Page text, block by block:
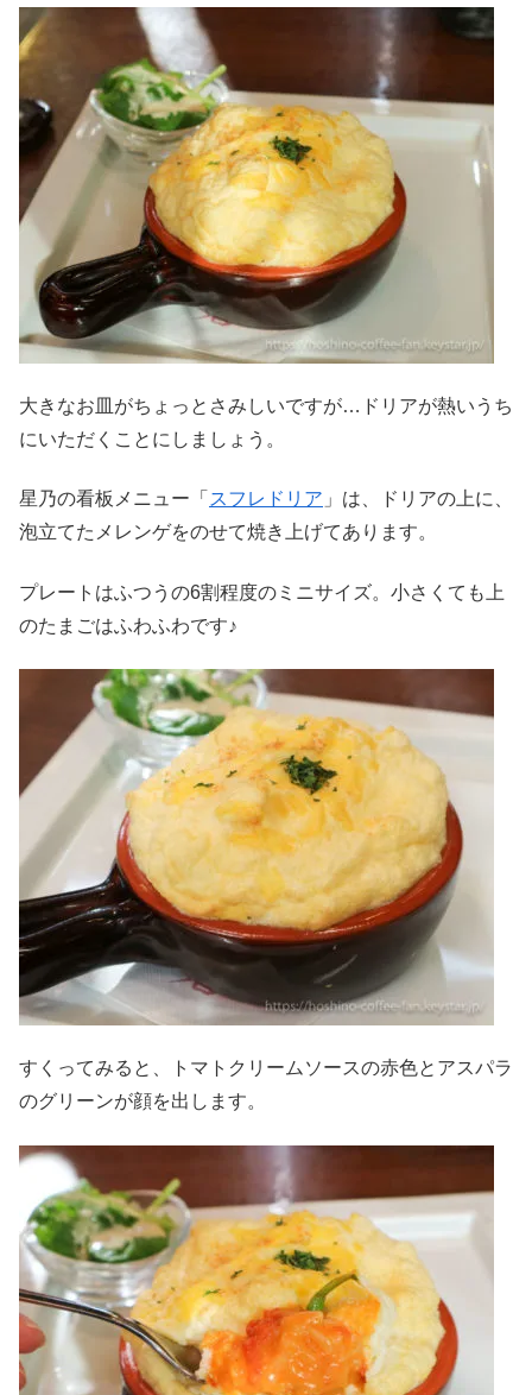
大きなお皿がちょっとさみしいですが…ドリアが熱いうち
にいただくことにしましょう。
星乃の看板メニュー「 スフレドリア 」は、ドリアの上に、
泡立てたメレンゲをのせて焼き上げてあります。
プレートはふつうの6割程度のミニサイズ。小さくても上
のたまごはふわふわです♪
すくってみると、トマトクリームソースの赤色とアスパラ
のグリーンが顔を出します。